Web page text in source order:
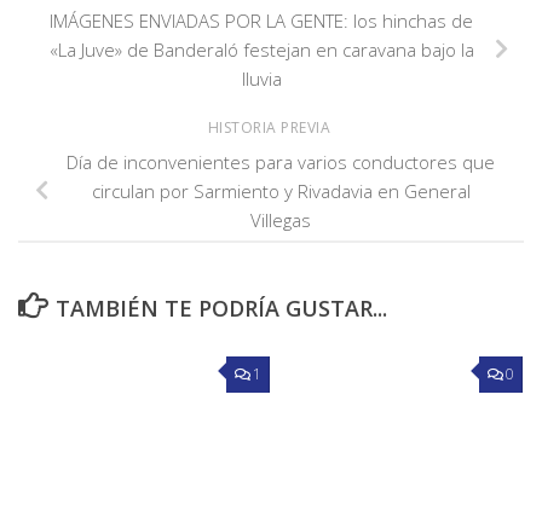
IMÁGENES ENVIADAS POR LA GENTE: los hinchas de
«La Juve» de Banderaló festejan en caravana bajo la
lluvia
HISTORIA PREVIA
Día de inconvenientes para varios conductores que
circulan por Sarmiento y Rivadavia en General
Villegas
TAMBIÉN TE PODRÍA GUSTAR...
1 0